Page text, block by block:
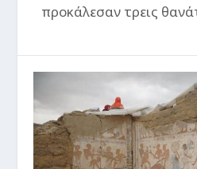
προκάλεσαν τρεις